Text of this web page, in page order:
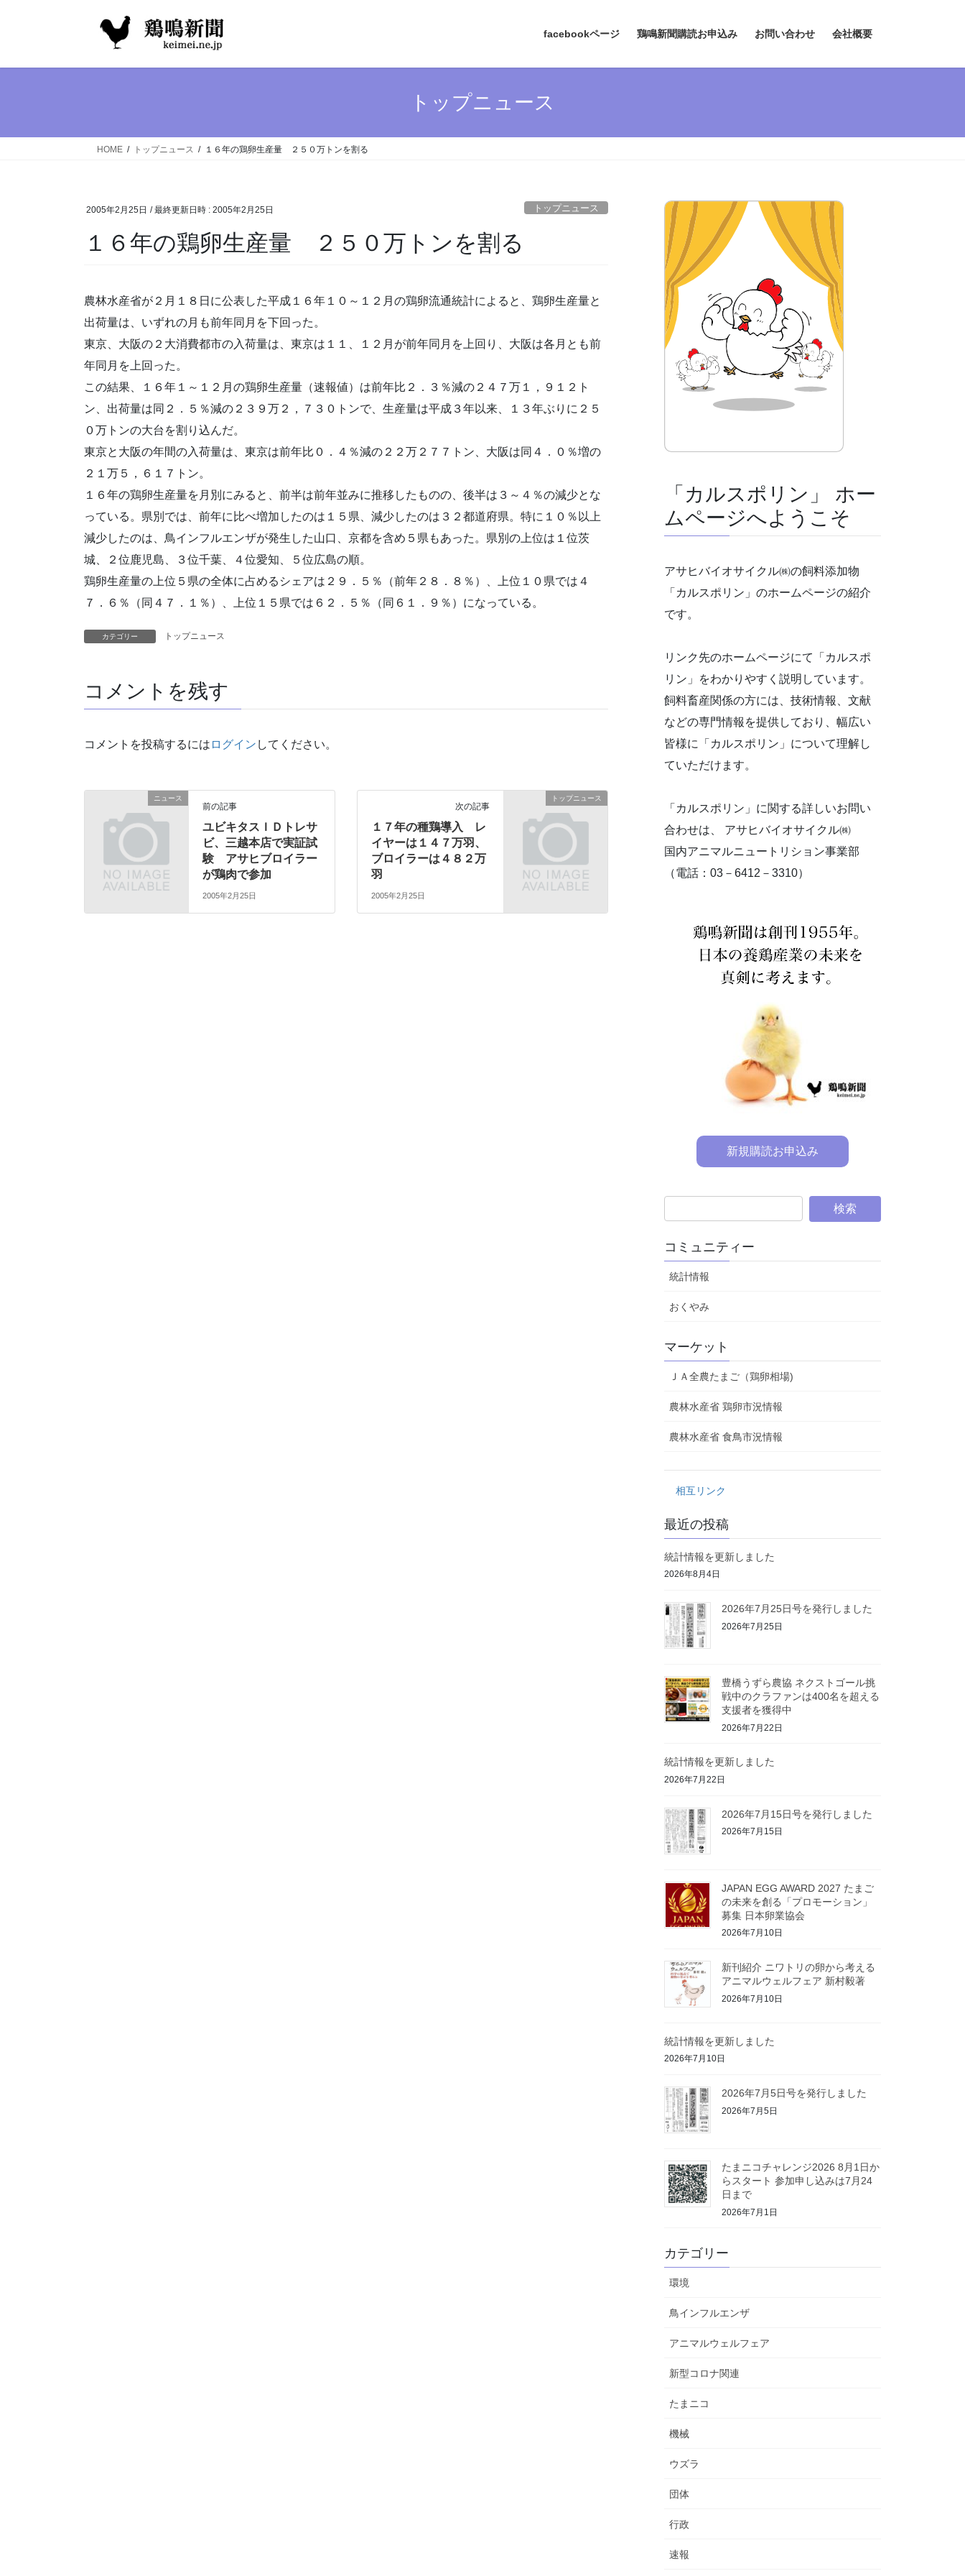
facebookページ 鶏鳴新聞購読お申込み お問い合わせ 会社概要
トップニュース
HOME トップニュース １６年の鶏卵生産量 ２５０万トンを割る
2005年2月25日 / 最終更新日時 : 2005年2月25日 トップニュース
１６年の鶏卵生産量 ２５０万トンを割る
農林水産省が２月１８日に公表した平成１６年１０～１２月の鶏卵流通統計によると、鶏卵生産量と
出荷量は、いずれの月も前年同月を下回った。
東京、大阪の２大消費都市の入荷量は、東京は１１、１２月が前年同月を上回り、大阪は各月とも前
年同月を上回った。
この結果、１６年１～１２月の鶏卵生産量（速報値）は前年比２．３％減の２４７万１，９１２ト
ン、出荷量は同２．５％減の２３９万２，７３０トンで、生産量は平成３年以来、１３年ぶりに２５
０万トンの大台を割り込んだ。
東京と大阪の年間の入荷量は、東京は前年比０．４％減の２２万２７７トン、大阪は同４．０％増の
２１万５，６１７トン。
１６年の鶏卵生産量を月別にみると、前半は前年並みに推移したものの、後半は３～４％の減少とな
っている。県別では、前年に比べ増加したのは１５県、減少したのは３２都道府県。特に１０％以上
減少したのは、鳥インフルエンザが発生した山口、京都を含め５県もあった。県別の上位は１位茨
城、２位鹿児島、３位千葉、４位愛知、５位広島の順。
鶏卵生産量の上位５県の全体に占めるシェアは２９．５％（前年２８．８％）、上位１０県では４
７．６％（同４７．１％）、上位１５県では６２．５％（同６１．９％）になっている。
カテゴリー トップニュース
コメントを残す
コメントを投稿するには ログイン してください。
ニュース
前の記事
ユビキタスＩＤトレサ
ビ、三越本店で実証試
験 アサヒブロイラー
が鶏肉で参加
2005年2月25日
トップニュース
次の記事
１７年の種鶏導入 レ
イヤーは１４７万羽、
ブロイラーは４８２万
羽
2005年2月25日
「カルスポリン」 ホー
ムページへようこそ
アサヒバイオサイクル㈱の飼料添加物
「カルスポリン」のホームページの紹介
です。
リンク先のホームページにて「カルスポ
リン」をわかりやすく説明しています。
飼料畜産関係の方には、技術情報、文献
などの専門情報を提供しており、幅広い
皆様に「カルスポリン」について理解し
ていただけます。
「カルスポリン」に関する詳しいお問い
合わせは、 アサヒバイオサイクル㈱
国内アニマルニュートリション事業部
（電話：03－6412－3310）
新規購読お申込み
コミュニティー
統計情報
おくやみ
マーケット
ＪＡ全農たまご（鶏卵相場)
農林水産省 鶏卵市況情報
農林水産省 食鳥市況情報
相互リンク
最近の投稿
統計情報を更新しました
2026年8月4日
2026年7月25日号を発行しました
2026年7月25日
豊橋うずら農協 ネクストゴール挑
戦中のクラファンは400名を超える
支援者を獲得中
2026年7月22日
統計情報を更新しました
2026年7月22日
2026年7月15日号を発行しました
2026年7月15日
JAPAN EGG AWARD 2027 たまご
の未来を創る「プロモーション」
募集 日本卵業協会
2026年7月10日
新刊紹介 ニワトリの卵から考える
アニマルウェルフェア 新村毅著
2026年7月10日
統計情報を更新しました
2026年7月10日
2026年7月5日号を発行しました
2026年7月5日
たまニコチャレンジ2026 8月1日か
らスタート 参加申し込みは7月24
日まで
2026年7月1日
カテゴリー
環境
鳥インフルエンザ
アニマルウェルフェア
新型コロナ関連
たまニコ
機械
ウズラ
団体
行政
速報